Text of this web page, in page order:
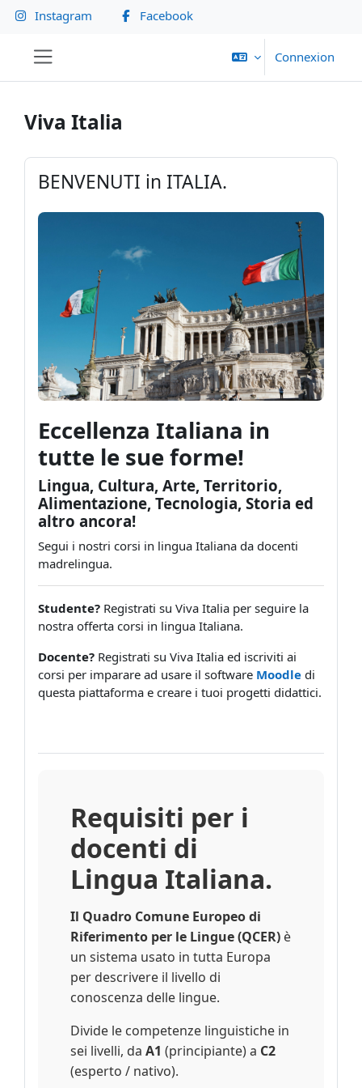
Passer au contenu principal
Instagram Facebook
Connexion
Viva Italia
BENVENUTI in ITALIA.
Eccellenza Italiana in
tutte le sue forme!
Lingua, Cultura, Arte, Territorio,
Alimentazione, Tecnologia, Storia ed
altro ancora!
Segui i nostri corsi in lingua Italiana da docenti
madrelingua.
Studente? Registrati su Viva Italia per seguire la
nostra offerta corsi in lingua Italiana.
Docente? Registrati su Viva Italia ed iscriviti ai
corsi per imparare ad usare il software Moodle di
questa piattaforma e creare i tuoi progetti didattici.
Requisiti per i
docenti di
Lingua Italiana.
Il Quadro Comune Europeo di
Riferimento per le Lingue (QCER) è
un sistema usato in tutta Europa
per descrivere il livello di
conoscenza delle lingue.
Divide le competenze linguistiche in
sei livelli, daA1 (principiante) a C2
(esperto / nativo).